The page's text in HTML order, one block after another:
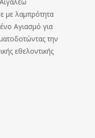
με λαμπρότητα
Αγιασμό για
την
εθελοντικής